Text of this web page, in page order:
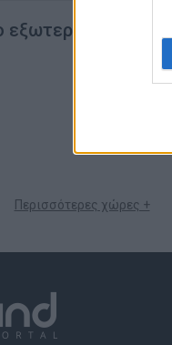
Περισσότερες χώρες +